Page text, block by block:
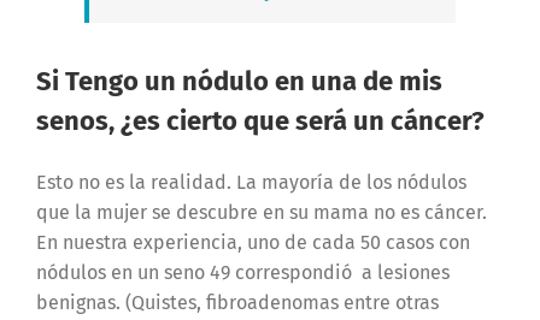
Si Tengo un nódulo en una de mis
senos, ¿es cierto que será un cáncer?
Esto no es la realidad. La mayoría de los nódulos
que la mujer se descubre en su mama no es cáncer.
En nuestra experiencia, uno de cada 50 casos con
nódulos en un seno 49 correspondió a lesiones
benignas. (Quistes, fibroadenomas entre otras